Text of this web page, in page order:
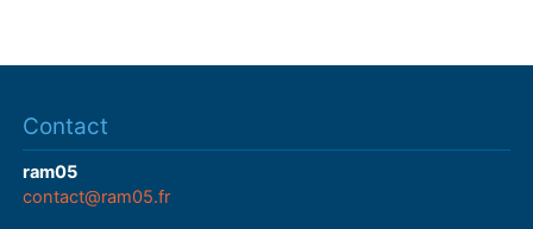
Contact
ram05
contact@ram05.fr